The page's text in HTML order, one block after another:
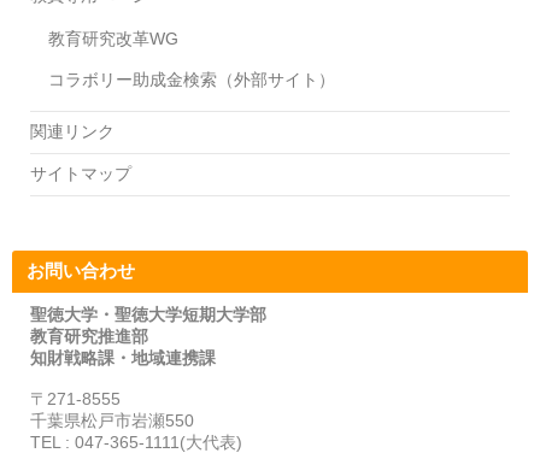
教育研究改革WG
コラボリー助成金検索（外部サイト）
関連リンク
サイトマップ
お問い合わせ
聖徳大学・聖徳大学短期大学部
教育研究推進部
知財戦略課・地域連携課
〒271-8555
千葉県松戸市岩瀬550
TEL : 047-365-1111(大代表)